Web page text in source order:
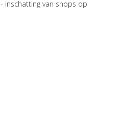
- inschatting van shops op